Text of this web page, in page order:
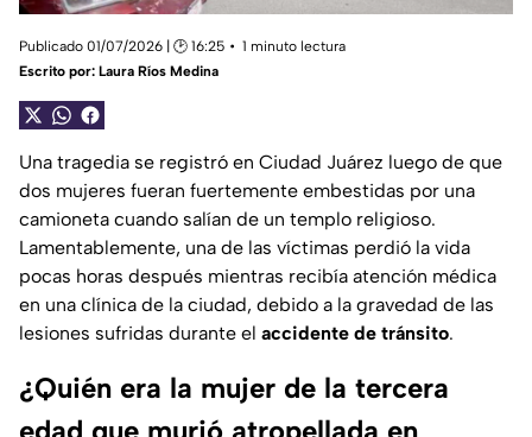
Publicado 01/07/2026 | 🕑 16:25
1 minuto lectura
Escrito por: Laura Ríos Medina
Una tragedia se registró en Ciudad Juárez luego de que
dos mujeres fueran fuertemente embestidas por una
camioneta cuando salían de un templo religioso.
Lamentablemente, una de las víctimas perdió la vida
pocas horas después mientras recibía atención médica
en una clínica de la ciudad, debido a la gravedad de las
lesiones sufridas durante el accidente de tránsito.
¿Quién era la mujer de la tercera